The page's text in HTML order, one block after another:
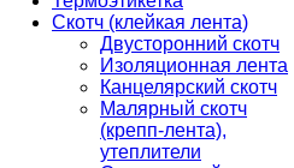
Скотч (клейкая лента)
Двусторонний скотч
Изоляционная лента
Канцелярский скотч
Малярный скотч
(крепп-лента),
утеплители